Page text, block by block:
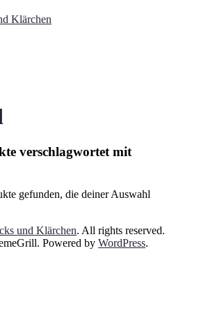
Klärchen
verschlagwortet mit
gefunden, die deiner Auswahl
und Klärchen. All rights reserved.
Powered by WordPress.